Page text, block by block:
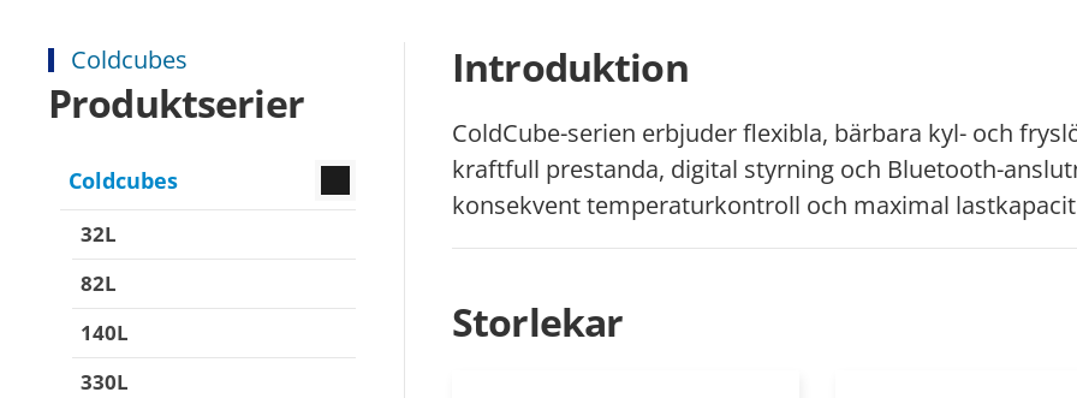
Introduktion
ColdCube-serien erbjuder flexibla, bärbara kyl- och
kraftfull prestanda, digital styrning och Bluetooth-
konsekvent temperaturkontroll och maximal
Storlekar
Coldcubes
Produktserier
Coldcubes
32L
82L
140L
330L